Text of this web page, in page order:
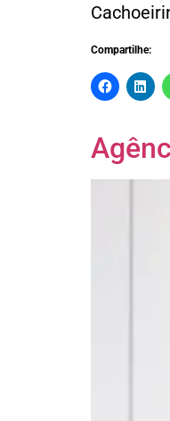
Compartilhe: